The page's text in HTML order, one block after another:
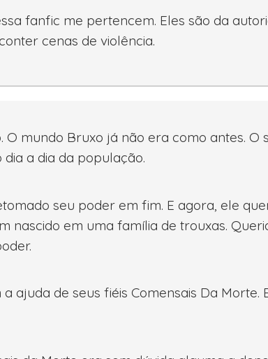
fanfic me pertencem. Eles são da
cenas de violência.
mundo Bruxo já não era como antes. O
a dia da população.
seu poder em fim. E agora, ele
nascido em uma família de trouxas.
ajuda de seus fiéis Comensais Da